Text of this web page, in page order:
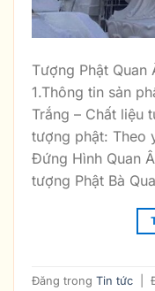
Tượng Phật
1.Thông tin sản
Trắng – Chất liệu
tượng phật: Theo
Đứng Hình Quan
tượng Phật Bà
Đăng trong Tin tức